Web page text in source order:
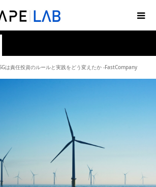
は責任投資のルールと実践をどう変えたか -FastCompany